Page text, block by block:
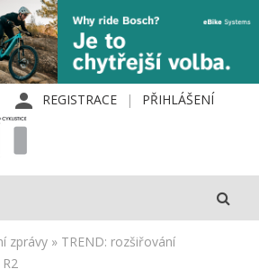
REGISTRACE PŘIHLÁŠENÍ
zprávy » TREND: rozšiřování